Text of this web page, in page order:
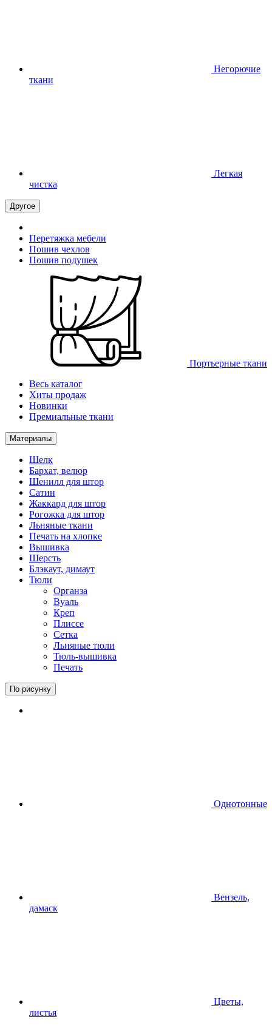
Негорючие
ткани
Легкая
чистка
Другое
Перетяжка мебели
Пошив чехлов
Пошив подушек
Портьерные ткани
Весь каталог
Хиты продаж
Новинки
Премиальные ткани
Материалы
Шелк
Бархат, велюр
Шенилл для штор
Сатин
Жаккард для штор
Рогожка для штор
Льняные ткани
Печать на хлопке
Вышивка
Шерсть
Блэкаут, димаут
Тюли
Органза
Вуаль
Креп
Плиссе
Сетка
Льняные тюли
Тюль-вышивка
Печать
По рисунку
Однотонные
Вензель,
дамаск
Цветы,
листья